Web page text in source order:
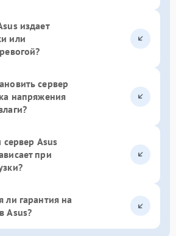
издает
или
сервер
напряжения
сервер Asus
при
ли гарантия на
Asus?